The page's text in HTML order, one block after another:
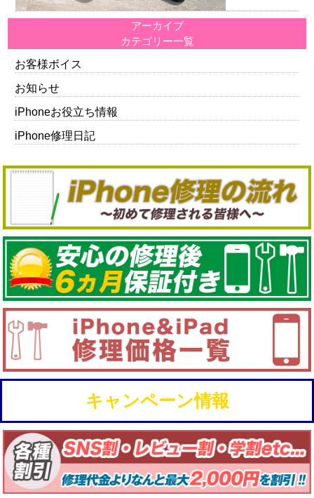
アーカイブ
カテゴリー一覧
お客様ボイス
お知らせ
iPhoneお役立ち情報
iPhone修理日記
キャンペーン情報